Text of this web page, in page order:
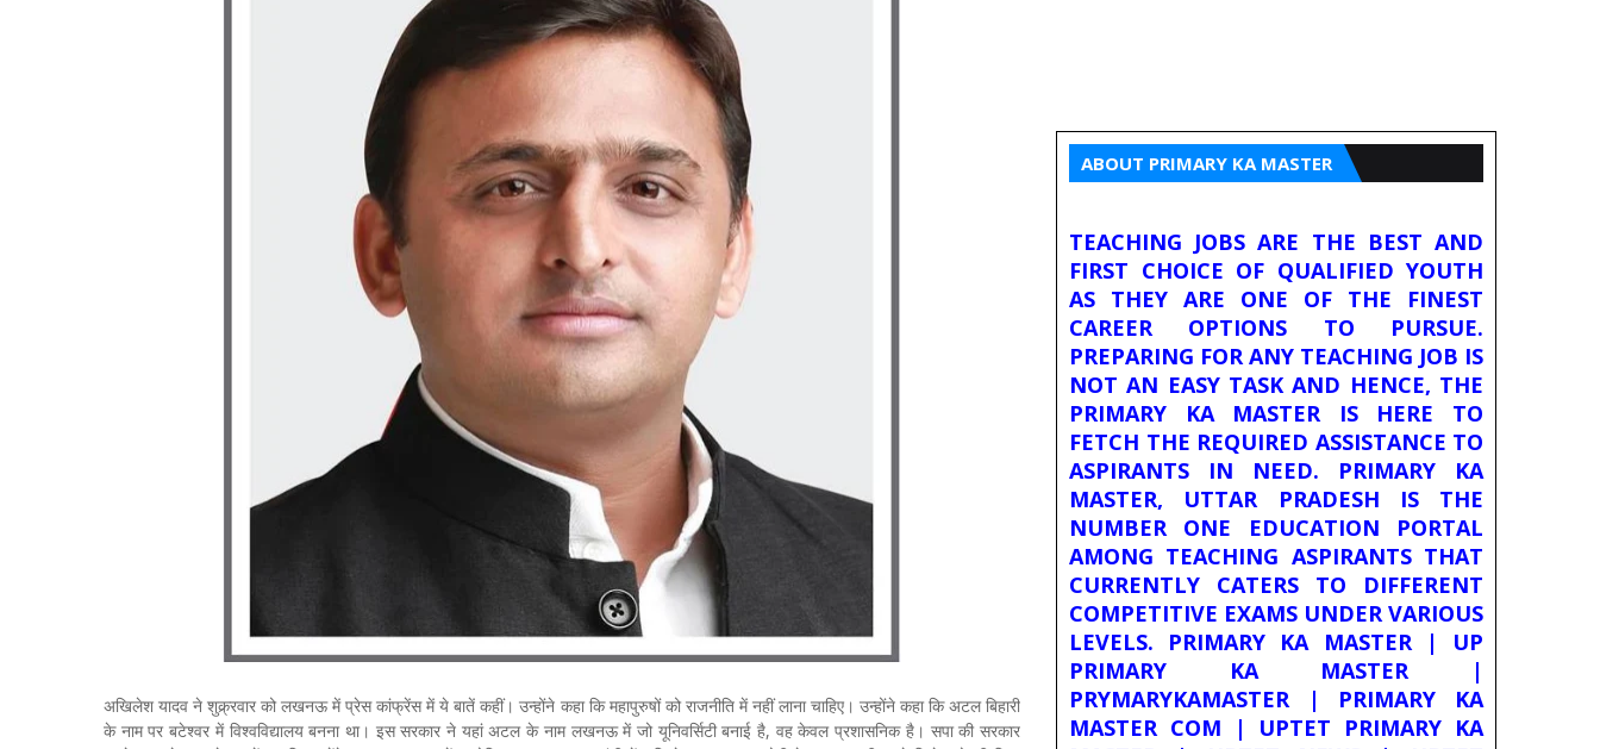
अखिलेश यादव ने शुक्र्रवार को लखनऊ में प्रेस कांफ्रेंस में ये बातें कहीं। उन्होंने कहा कि महापुरुषों को राजनीति में नहीं लाना चाहिए। उन्होंने कहा कि अटल बिहारी
के नाम पर बटेश्वर में विश्वविद्यालय बनना था। इस सरकार ने यहां अटल के नाम लखनऊ में जो यूनिवर्सिटी बनाई है, वह केवल प्रशासनिक है। सपा की सरकार
ABOUT PRIMARY KA MASTER
TEACHING JOBS ARE THE BEST AND
FIRST CHOICE OF QUALIFIED YOUTH
AS THEY ARE ONE OF THE FINEST
CAREER OPTIONS TO PURSUE.
PREPARING FOR ANY TEACHING JOB IS
NOT AN EASY TASK AND HENCE, THE
PRIMARY KA MASTER IS HERE TO
FETCH THE REQUIRED ASSISTANCE TO
ASPIRANTS IN NEED. PRIMARY KA
MASTER, UTTAR PRADESH IS THE
NUMBER ONE EDUCATION PORTAL
AMONG TEACHING ASPIRANTS THAT
CURRENTLY CATERS TO DIFFERENT
COMPETITIVE EXAMS UNDER VARIOUS
LEVELS. PRIMARY KA MASTER | UP
PRIMARY KA MASTER |
PRYMARYKAMASTER | PRIMARY KA
MASTER COM | UPTET PRIMARY KA